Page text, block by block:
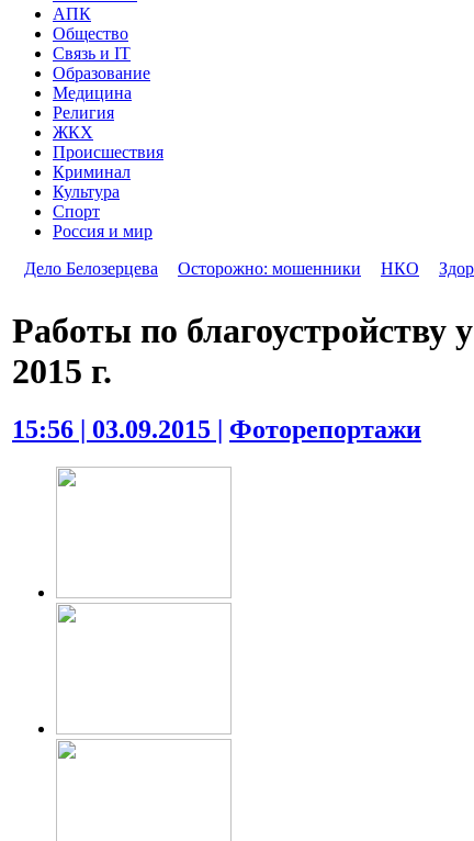
АПК
Общество
Связь и IT
Образование
Медицина
Религия
ЖКХ
Происшествия
Криминал
Культура
Спорт
Россия и мир
Дело Белозерцева
Осторожно: мошенники НКО
Работы по благоустройству
2015 г.
15:56 | 03.09.2015 | Фоторепортажи